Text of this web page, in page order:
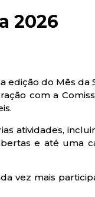
2026
edição do Mês da
com a
atividades,
e até uma
vez mais